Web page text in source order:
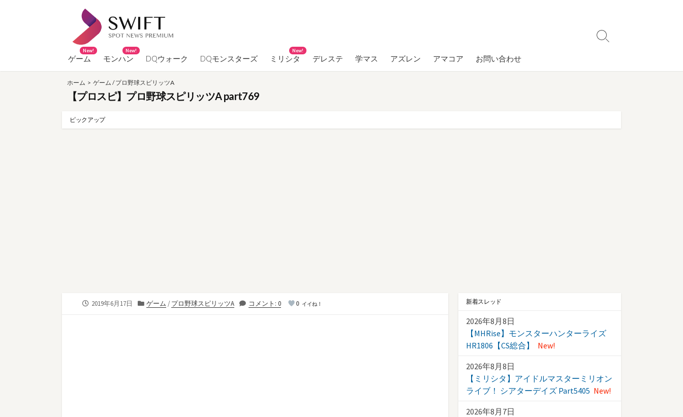
へ
ゲーム
New!
モンハン
New!
DQウォーク DQモンスターズ ミリシタ
New!
デレステ 学マス アズレン アマコア お問い合わせ
検
り
ホーム > ゲーム /プロ野球スピリッツA
【プロスピ】プロ野球スピリッツA part769
ピックアップ
公
2019年6月17日
カ
ゲーム /プロ野球スピリッツA コメント: 0 0 イイね！ 新着スレッド
2026年8月8日
【MHRise】モンスターハンターライズ
HR1806【CS総合】
New!
2026年8月8日
【ミリシタ】アイドルマスターミリオン
ライブ！ シアターデイズ Part5405 New!
2026年8月7日